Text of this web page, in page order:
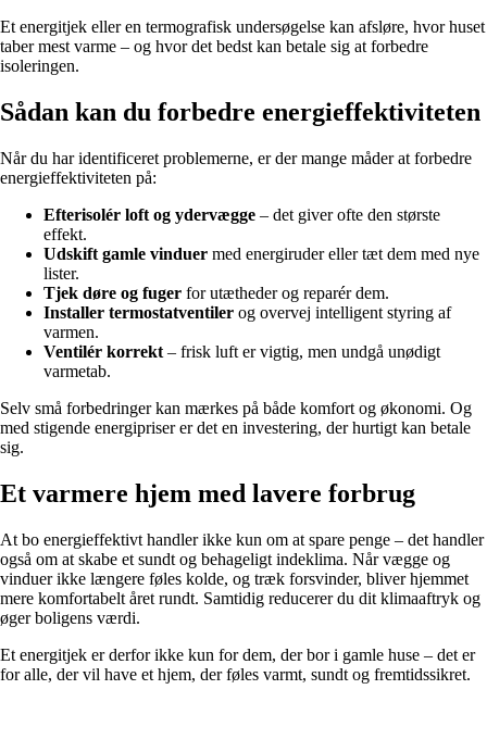
Et energitjek eller en termografisk undersøgelse kan afsløre, hvor huset
taber mest varme – og hvor det bedst kan betale sig at forbedre
isoleringen.
Sådan kan du forbedre energieffektiviteten
Når du har identificeret problemerne, er der mange måder at forbedre
energieffektiviteten på:
Efterisolér loft og ydervægge – det giver ofte den største
effekt.
Udskift gamle vinduer med energiruder eller tæt dem med nye
lister.
Tjek døre og fuger for utætheder og reparér dem.
Installer termostatventiler og overvej intelligent styring af
varmen.
Ventilér korrekt – frisk luft er vigtig, men undgå unødigt
varmetab.
Selv små forbedringer kan mærkes på både komfort og økonomi. Og
med stigende energipriser er det en investering, der hurtigt kan betale
sig.
Et varmere hjem med lavere forbrug
At bo energieffektivt handler ikke kun om at spare penge – det handler
også om at skabe et sundt og behageligt indeklima. Når vægge og
vinduer ikke længere føles kolde, og træk forsvinder, bliver hjemmet
mere komfortabelt året rundt. Samtidig reducerer du dit klimaaftryk og
øger boligens værdi.
Et energitjek er derfor ikke kun for dem, der bor i gamle huse – det er
for alle, der vil have et hjem, der føles varmt, sundt og fremtidssikret.